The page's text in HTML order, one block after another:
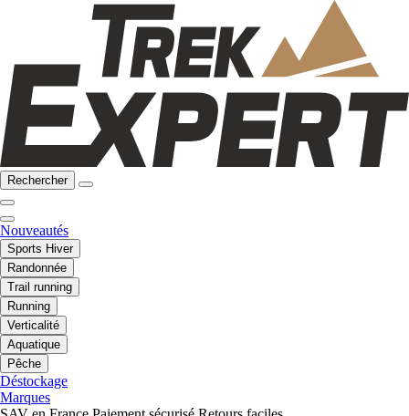
Rechercher
Nouveautés
Sports Hiver
Randonnée
Trail running
Running
Verticalité
Aquatique
Pêche
Déstockage
Marques